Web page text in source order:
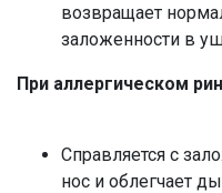
возвращает
заложенности в
При аллергическом
Справляется с
нос и облегчает